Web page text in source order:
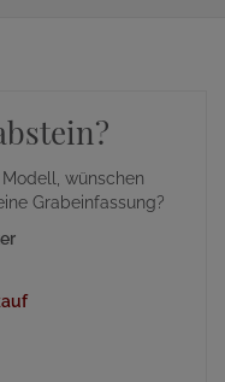
wünschen
Grabeinfassung?